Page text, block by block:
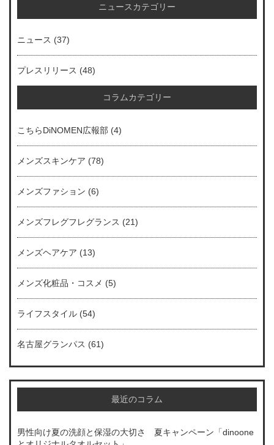
ニュースカテゴリー
ニュース (37)
プレスリリース (48)
コラムカテゴリー
こちらDiNOMEN広報部 (4)
メンズスキンケア (78)
メンズファション (6)
メンズフレグフレグランス (21)
メンズヘアケア (13)
メンズ化粧品・コスメ (5)
ライフスタイル (54)
名古屋グランパス (61)
最近のコラム
男性向け夏の洗顔と保湿の大切さ 夏キャンペーン「dinoone